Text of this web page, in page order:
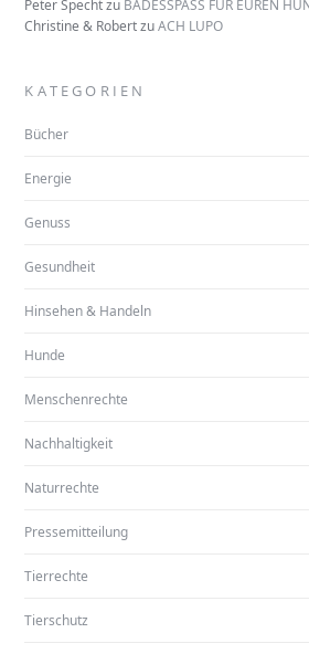
Peter Spechtzu BADESSPASS FÜR EUREN
Christine & RobertzuACH LUPO
KATEGORIEN
Bücher
Energie
Genuss
Gesundheit
Hinsehen & Handeln
Hunde
Menschenrechte
Nachhaltigkeit
Naturrechte
Pressemitteilung
Tierrechte
Tierschutz